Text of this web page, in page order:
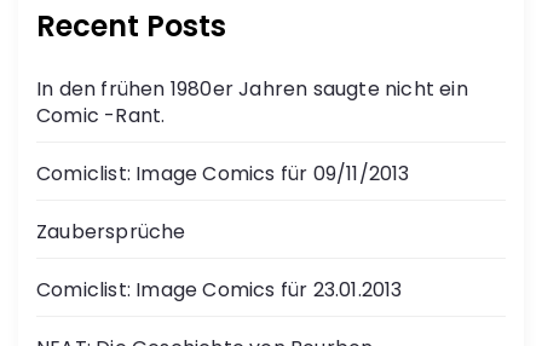
Recent Posts
In den frühen 1980er Jahren saugte nicht ein
Comic -Rant.
Comiclist: Image Comics für 09/11/2013
Zaubersprüche
Comiclist: Image Comics für 23.01.2013